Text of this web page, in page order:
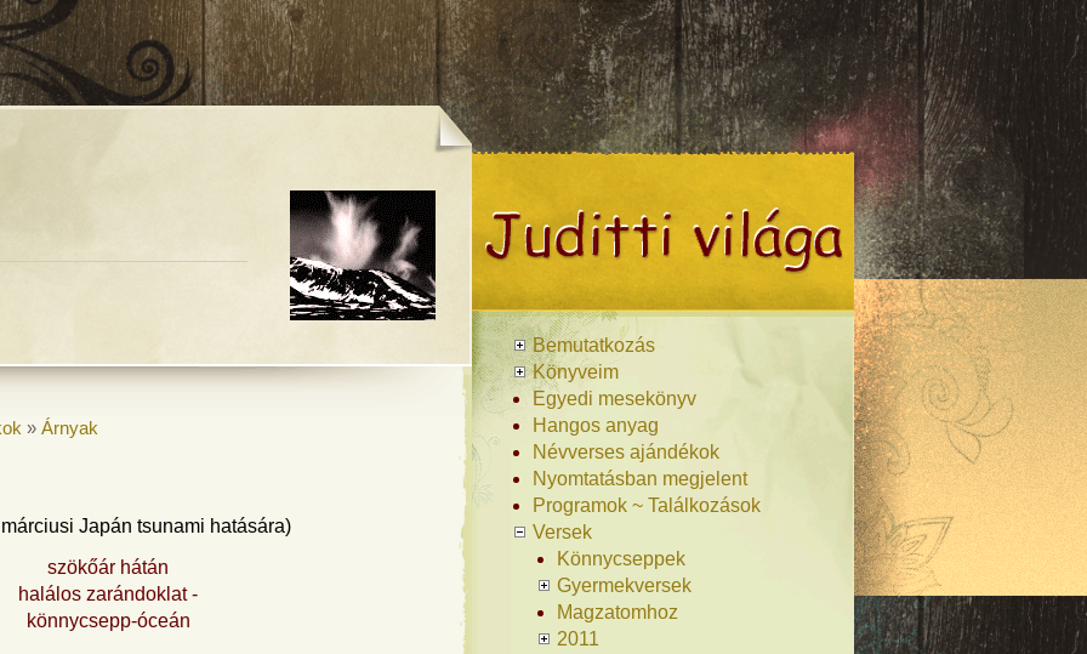
» Árnyak
Japán tsunami hatására)
szökőár hátán
halálos zarándoklat -
könnycsepp-óceán
Bemutatkozás
Könyveim
Egyedi mesekönyv
Hangos anyag
Névverses ajándékok
Nyomtatásban megjelent
Programok ~ Találkozások
Versek
Könnycseppek
Gyermekversek
Magzatomhoz
2011